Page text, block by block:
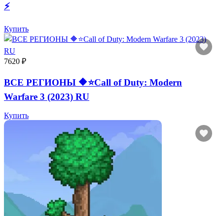
⚡️
Купить
7620 ₽
ВСЕ РЕГИОНЫ 🔶⭐Call of Duty: Modern
Warfare 3 (2023) RU
Купить